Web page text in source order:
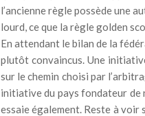
l’ancienne règle possède une
lourd, ce que la règle golden
En attendant le bilan de la
plutôt convaincus. Une
sur le chemin choisi par
initiative du pays fondateur de
essaie également. Reste à voir